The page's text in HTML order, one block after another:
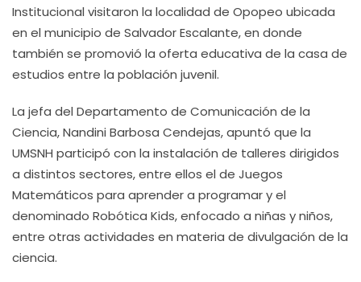
Institucional visitaron la localidad de Opopeo ubicada
en el municipio de Salvador Escalante, en donde
también se promovió la oferta educativa de la casa de
estudios entre la población juvenil.
La jefa del Departamento de Comunicación de la
Ciencia, Nandini Barbosa Cendejas, apuntó que la
UMSNH participó con la instalación de talleres dirigidos
a distintos sectores, entre ellos el de Juegos
Matemáticos para aprender a programar y el
denominado Robótica Kids, enfocado a niñas y niños,
entre otras actividades en materia de divulgación de la
ciencia.